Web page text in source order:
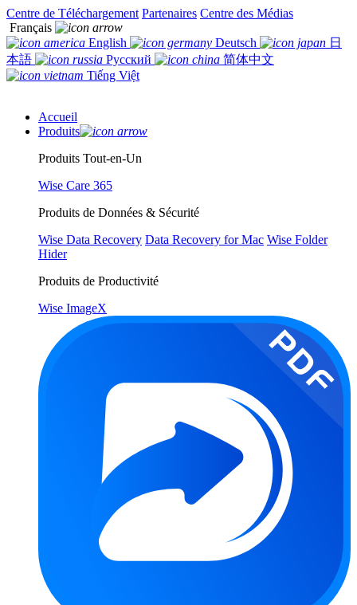
Centre de Téléchargement Partenaires Centre des Médias
Français
English
Deutsch
日
本語
Русский
简体中文
Tiếng Việt
Accueil
Produits
Produits Tout-en-Un
Wise Care 365
Produits de Données & Sécurité
Wise Data Recovery Data Recovery for Mac Wise Folder
Hider
Produits de Productivité
Wise ImageX